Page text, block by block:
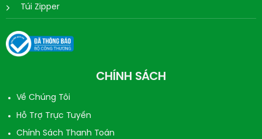
Túi Zipper
CHÍNH SÁCH
Về Chúng Tôi
Hỗ Trợ Trực Tuyến
Chính Sách Thanh Toán